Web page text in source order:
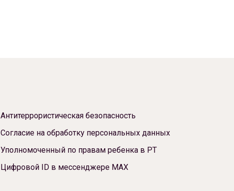
Антитеррористическая безопасность
Согласие на обработку персональных данных
Уполномоченный по правам ребенка в РТ
Цифровой ID в мессенджере МАХ